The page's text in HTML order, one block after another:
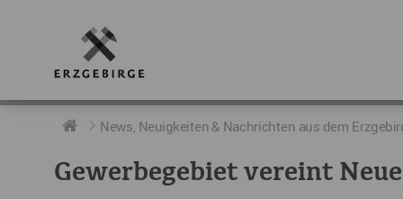
RUND UMS ERZGEBIRGE
Geschichte
AKTUELLES
Neuigkeiten
DIE BOTSCHAFTER
Botschafter im Überblick
News, Neuigkeiten & Nachrichten aus dem
Gewerbegebiet vereint